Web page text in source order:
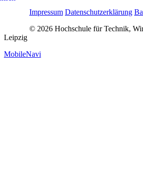
Impressum Datenschutzerklärung
© 2026 Hochschule für Technik,
Leipzig
MobileNavi